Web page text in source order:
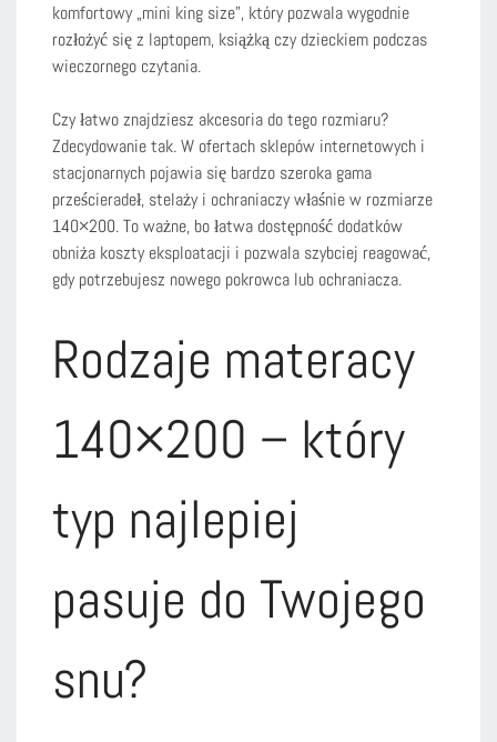
komfortowy „mini king size”, który pozwala wygodnie
rozłożyć się z laptopem, książką czy dzieckiem podczas
wieczornego czytania.
Czy łatwo znajdziesz akcesoria do tego rozmiaru?
Zdecydowanie tak. W ofertach sklepów internetowych i
stacjonarnych pojawia się bardzo szeroka gama
prześcieradeł, stelaży i ochraniaczy właśnie w rozmiarze
140×200. To ważne, bo łatwa dostępność dodatków
obniża koszty eksploatacji i pozwala szybciej reagować,
gdy potrzebujesz nowego pokrowca lub ochraniacza.
Rodzaje materacy
140×200 – który
typ najlepiej
pasuje do Twojego
snu?